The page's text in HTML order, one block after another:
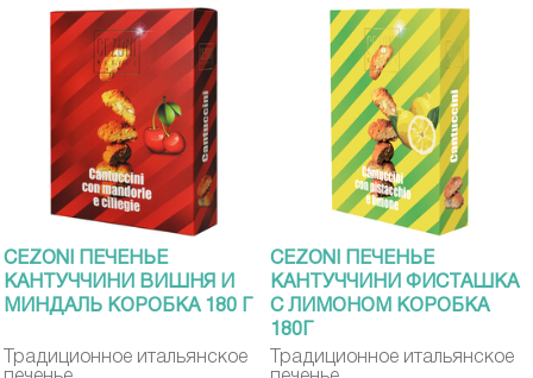
CEZONI ПЕЧЕНЬЕ
КАНТУЧЧИНИ ВИШНЯ И
МИНДАЛЬ КОРОБКА 180 Г
Традиционное итальянское
CEZONI ПЕЧЕНЬЕ
КАНТУЧЧИНИ ФИСТАШКА
С ЛИМОНОМ КОРОБКА
180Г
Традиционное итальянское